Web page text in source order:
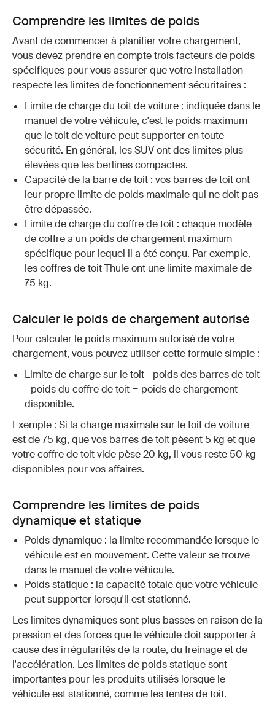
Comprendre les limites de poids
Avant de commencer à planifier votre chargement,
vous devez prendre en compte trois facteurs de poids
spécifiques pour vous assurer que votre installation
respecte les limites de fonctionnement sécuritaires :
Limite de charge du toit de voiture : indiquée dans le
manuel de votre véhicule, c'est le poids maximum
que le toit de voiture peut supporter en toute
sécurité. En général, les SUV ont des limites plus
élevées que les berlines compactes.
Capacité de la barre de toit : vos barres de toit ont
leur propre limite de poids maximale qui ne doit pas
être dépassée.
Limite de charge du coffre de toit : chaque modèle
de coffre a un poids de chargement maximum
spécifique pour lequel il a été conçu. Par exemple,
les coffres de toit Thule ont une limite maximale de
75 kg.
Calculer le poids de chargement autorisé
Pour calculer le poids maximum autorisé de votre
chargement, vous pouvez utiliser cette formule simple :
Limite de charge sur le toit - poids des barres de toit
- poids du coffre de toit = poids de chargement
disponible.
Exemple : Si la charge maximale sur le toit de voiture
est de 75 kg, que vos barres de toit pèsent 5 kg et que
votre coffre de toit vide pèse 20 kg, il vous reste 50 kg
disponibles pour vos affaires.
Comprendre les limites de poids
dynamique et statique
Poids dynamique : la limite recommandée lorsque le
véhicule est en mouvement. Cette valeur se trouve
dans le manuel de votre véhicule.
Poids statique : la capacité totale que votre véhicule
peut supporter lorsqu'il est stationné.
Les limites dynamiques sont plus basses en raison de la
pression et des forces que le véhicule doit supporter à
cause des irrégularités de la route, du freinage et de
l'accélération. Les limites de poids statique sont
importantes pour les produits utilisés lorsque le
véhicule est stationné, comme les tentes de toit.